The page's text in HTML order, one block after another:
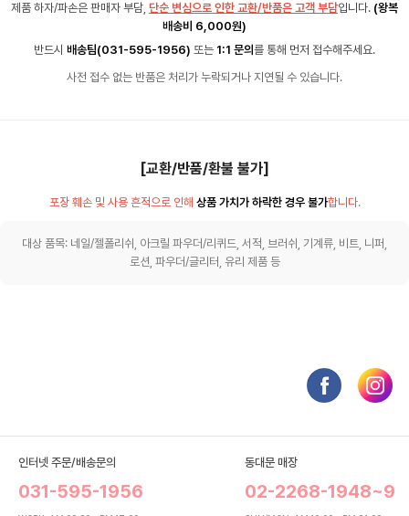
제품 하자/파손은 판매자 부담, 단순 변심으로 인한 교환/반품은 고객 부담입니다. (왕복
배송비 6,000원)
반드시 배송팀(031-595-1956) 또는 1:1 문의 를 통해 먼저 접수해주세요.
사전 접수 없는 반품은 처리가 누락되거나 지연될 수 있습니다.
[교환/반품/환불 불가]
포장 훼손 및 사용 흔적으로 인해 상품 가치가 하락한 경우 불가합니다.
대상 품목: 네일/젤폴리쉬, 아크릴 파우더/리퀴드, 서적, 브러쉬, 기계류, 비트, 니퍼,
로션, 파우더/글리터, 유리 제품 등
인터넷 주문/배송문의
031-595-1956
동대문 매장
02-2268-1948~9